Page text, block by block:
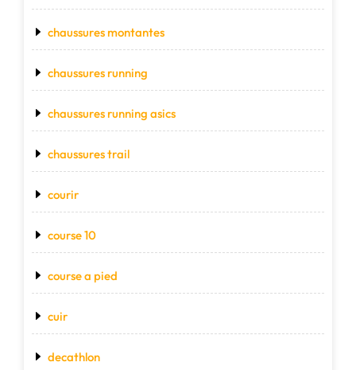
chaussures montantes
chaussures running
chaussures running asics
chaussures trail
courir
course 10
course a pied
cuir
decathlon